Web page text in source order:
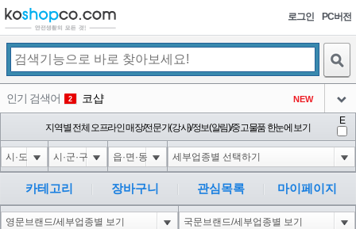
로그인 PC버전
인기 검색어 2 코샵 NEW
3 익스
아이콘
4 1'||DBMS_PIPE.RECEIVE_MESSAGE(CHR(98)||CHR(98)||CHR(98),15)||'
아이콘
5 1*DBMS_PIPE.RECEIVE_MESSAGE(CHR(99)||CHR(99)||CHR(99),15)
아이콘
1
6 1*if(now()=sysdate(),sleep(15),0)
아이콘
1
지역별 전체 오프라인 매장/전문가(강사)/정보(알림)/중고물품 한눈에 보기
E
카테고리 장바구니 관심목록 마이페이지